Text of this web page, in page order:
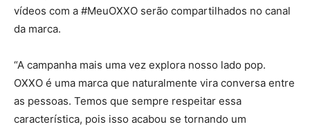
vídeos com a #MeuOXXO serão compartilhados no canal
da marca.
“A campanha mais uma vez explora nosso lado pop.
OXXO é uma marca que naturalmente vira conversa entre
as pessoas. Temos que sempre respeitar essa
característica, pois isso acabou se tornando um